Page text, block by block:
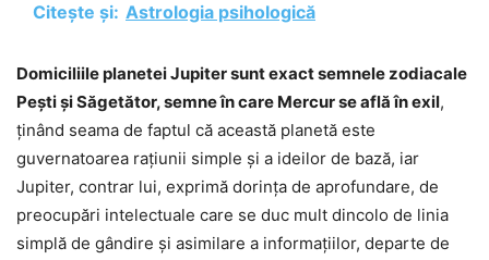
Citește și: Astrologia psihologică
Domiciliile planetei Jupiter sunt exact semnele zodiacale
Pești și Săgetător, semne în care Mercur se află în exil,
ținând seama de faptul că această planetă este
guvernatoarea rațiunii simple și a ideilor de bază, iar
Jupiter, contrar lui, exprimă dorința de aprofundare, de
preocupări intelectuale care se duc mult dincolo de linia
simplă de gândire și asimilare a informațiilor, departe de